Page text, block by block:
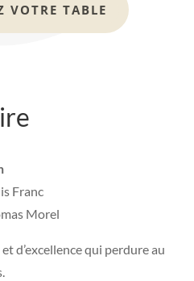
VOTRE TABLE
Franc
Morel
d’excellence qui perdure au